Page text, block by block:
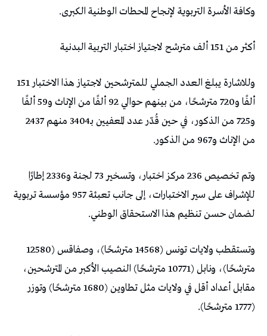
وكافة الأسرة التربوية لإنجاح المحطات الوطنية الكبرى.
أكثر من 151 ألف مترشح لاجتياز اختبار التربية البدنية
وللاشارة يبلغ العدد الجملي للمترشحين لاجتياز هذا الاختبار 151
ألفًا و720 مترشحًا، من بينهم حوالي 92 ألفًا من الإناث و59 ألفًا
و725 من الذكور، في حين قُدّر عدد المعفيين بـ3404 منهم 2437
من الإناث و967 من الذكور.
وتم تخصيص 236 مركز اختبار، وتسخير 73 لجنة و2336 إطارًا
للإشراف على سير الاختبارات، إلى جانب تعبئة 957 مؤسسة تربوية
لضمان حسن تنظيم هذا الاستحقاق الوطني.
وتستقطب ولايات تونس (14568 مترشحًا)، وصفاقس (12580
مترشحًا)، ونابل (10771 مترشحًا) النصيب الأكبر من المترشحين،
مقابل أعداد أقل في ولايات مثل تطاوين (1680 مترشحًا) وتوزر
(1777 مترشحًا).